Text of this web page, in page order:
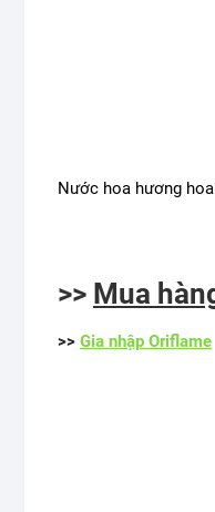
Nước hoa hương
>> Mua
>> Gia nhập Oriflame